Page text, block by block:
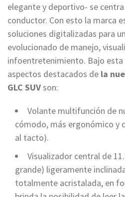
elegante y deportivo- se
conductor. Con esto la marca
soluciones digitalizadas para
evolucionado de manejo,
infoentretenimiento. Bajo
aspectos destacados de la
GLC SUVson:
Volante multifunción de
cómodo, más ergonómico y
al tacto).
Visualizador central de
grande) ligeramente
totalmente acristalada, en